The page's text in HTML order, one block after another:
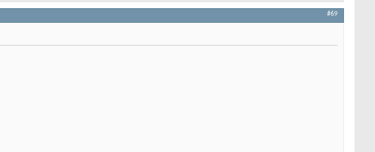
#69